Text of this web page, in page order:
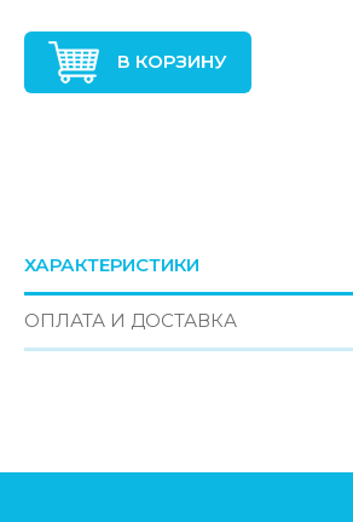
В КОРЗИНУ
ХАРАКТЕРИСТИКИ
ОПЛАТА И ДОСТАВКА